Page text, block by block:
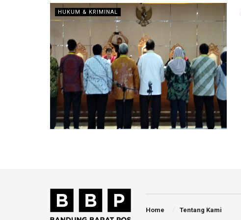
HUKUM & KRIMINAL
Home Tentang Kami